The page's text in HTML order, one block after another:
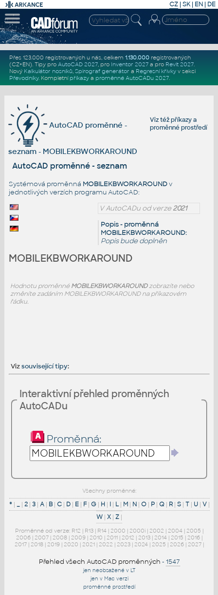
CZ | SK| EN | DE
Přes 123.000 registrovaných u nás, celkem 1.130.000registrovaných
(CZ+EN). Tipy pro AutoCAD 2027, pro Inventor 2027a pro Revit 2027.
Nový Kalkulátor nosníků, Spirograf generátor a Regresní křivkyv sekci
Převodníky. Kompletní příkazya proměnné AutoCADu 2027.
Viz téžpříkazya
proměnné prostředí
AutoCAD proměnné -
seznam - MOBILEKBWORKAROUND
AutoCAD proměnné - seznam
Systémová proměnná MOBILEKBWORKAROUNDv
jednotlivých verzích programu AutoCAD:
V AutoCADu od verze2021
Popis - proměnná
MOBILEKBWORKAROUND:
Popis bude doplněn
MOBILEKBWORKAROUND
Hodnotu proměnnéMOBILEKBWORKAROUNDzobrazíte nebo
změníte zadáním MOBILEKBWORKAROUND na příkazovém
řádku.
Vizsouvisející tipy:
Interaktivní přehled proměnných
AutoCADu
Proměnná:
Všechny proměnné:
*| _| 2| 3| A| B| C| D| E| F| G| H | I| L| M| N| O| P| Q| R| S| T| U| V|
W | X | Z |
Proměnné od verze: R12 | R13 | R14 | 2000 | 2000i | 2002 | 2004 | 2005 |
2006 | 2007 | 2008 | 2009 | 2010 | 2011 | 2012 | 2013 | 2014 | 2015 | 2016 |
2017 | 2018 | 2019 | 2020 | 2021 | 2022 | 2023 | 2024 | 2025 | 2026 | 2027 |
Přehled všech AutoCAD proměnných - 1547
jen neobsažené v LT
jen v Mac verzi
proměnné prostředí